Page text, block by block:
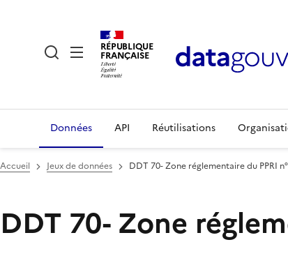
RÉPUBLIQUE
FRANÇAISE
Données API Réutilisations
Accueil Jeux de données DDT 70- Zone réglementaire du PPRI
DDT 70- Zone